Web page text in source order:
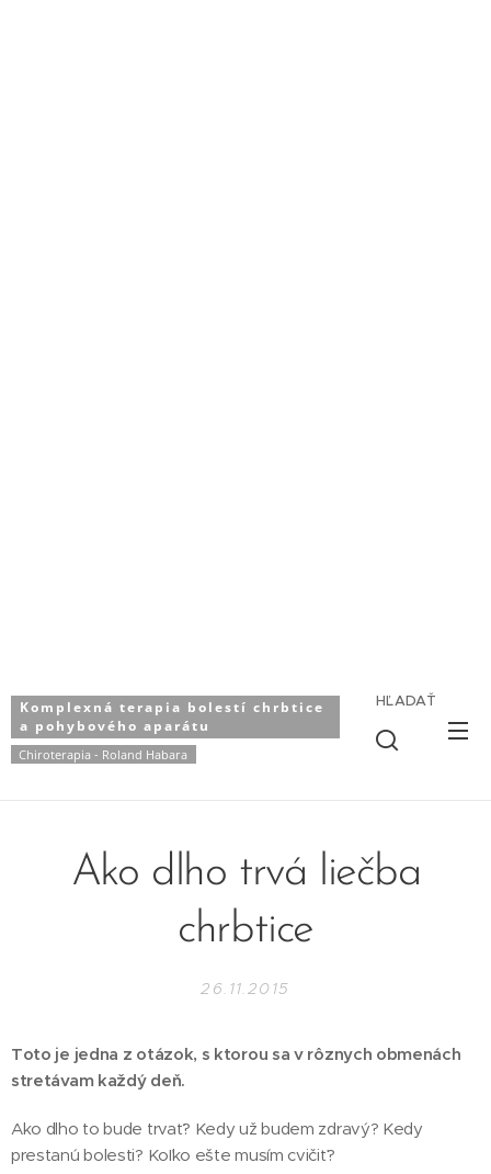
Komplexná terapia bolestí chrbtice
a pohybového aparátu
Chiroterapia - Roland Habara
HĽADAŤ
Ako dlho trvá liečba
chrbtice
26.11.2015
Toto je jedna z otázok, s ktorou sa v rôznych obmenách
stretávam každý deň.
Ako dlho to bude trvať? Kedy už budem zdravý? Kedy
prestanú bolesti? Koľko ešte musím cvičiť?